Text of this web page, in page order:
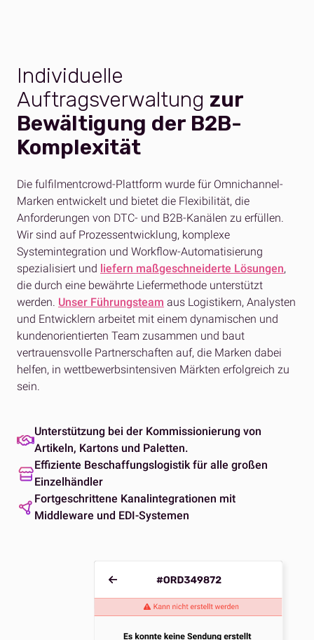
Individuelle
Auftragsverwaltung zur
Bewältigung der B2B-
Komplexität
Die fulfilmentcrowd-Plattform wurde für Omnichannel-
Marken entwickelt und bietet die Flexibilität, die
Anforderungen von DTC- und B2B-Kanälen zu erfüllen.
Wir sind auf Prozessentwicklung, komplexe
Systemintegration und Workflow-Automatisierung
spezialisiert und liefern maßgeschneiderte Lösungen,
die durch eine bewährte Liefermethode unterstützt
werden. Unser Führungsteam aus Logistikern, Analysten
und Entwicklern arbeitet mit einem dynamischen und
kundenorientierten Team zusammen und baut
vertrauensvolle Partnerschaften auf, die Marken dabei
helfen, in wettbewerbsintensiven Märkten erfolgreich zu
sein.
Unterstützung bei der Kommissionierung von
Artikeln, Kartons und Paletten.
Effiziente Beschaffungslogistik für alle großen
Einzelhändler
Fortgeschrittene Kanalintegrationen mit
Middleware und EDI-Systemen